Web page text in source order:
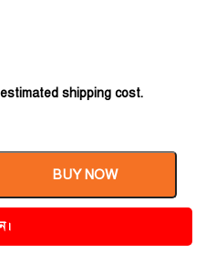
shipping cost.
BUY NOW